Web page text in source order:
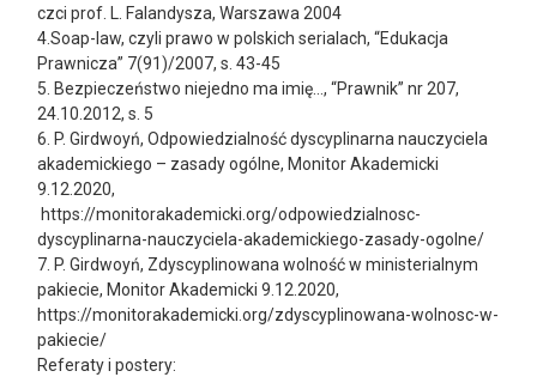
czci prof. L. Falandysza, Warszawa 2004
4.Soap-law, czyli prawo w polskich serialach, “Edukacja
Prawnicza” 7(91)/2007, s. 43-45
5. Bezpieczeństwo niejedno ma imię…, “Prawnik” nr 207,
24.10.2012, s. 5
6. P. Girdwoyń, Odpowiedzialność dyscyplinarna nauczyciela
akademickiego – zasady ogólne, Monitor Akademicki
9.12.2020,
https://monitorakademicki.org/odpowiedzialnosc-
dyscyplinarna-nauczyciela-akademickiego-zasady-ogolne/
7. P. Girdwoyń, Zdyscyplinowana wolność w ministerialnym
pakiecie, Monitor Akademicki 9.12.2020,
https://monitorakademicki.org/zdyscyplinowana-wolnosc-w-
pakiecie/
Referaty i postery: